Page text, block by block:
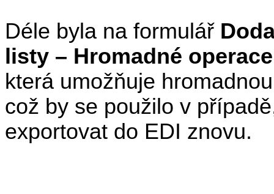
Déle byla na formulář
listy – Hromadné
která umožňuje
což by se použilo v
exportovat do EDI znovu.